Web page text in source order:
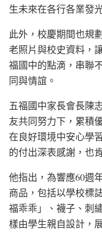
生未來在各行各業發
此外，校慶期間也規
老照片與校史資料，
福國中的點滴，串聯
同與情誼。
五福國中家長會長陳
友共同努力下，累積
在良好環境中安心學
的付出深表感謝，也
他指出，為響應60週
商品，包括以學校標
福乖乖」、襪子、刺
樣由學生親自設計，